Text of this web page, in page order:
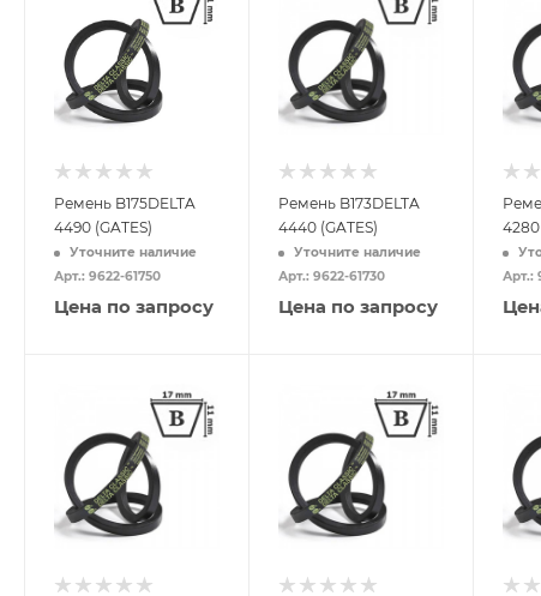
Ремень B175DELTA
4490 (GATES)
Уточните наличие
Арт.: 9622-61750
Цена по запросу
Ремень B173DELTA
4440 (GATES)
Уточните наличие
Арт.: 9622-61730
Цена по запросу
4280
Арт.: